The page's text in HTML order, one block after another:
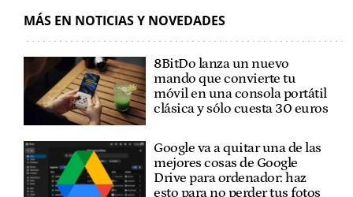
MÁS EN NOTICIAS Y NOVEDADES
8BitDo lanza un nuevo
mando que convierte tu
móvil en una consola portátil
clásica y sólo cuesta 30 euros
Google va a quitar una de las
mejores cosas de Google
Drive para ordenador: haz
esto para no perder tus fotos